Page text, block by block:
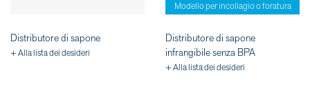
Distributore di sapone
+ Alla lista dei desideri
Modello per incollagio o foratura
Distributore di sapone
infrangibile senza BPA
+ Alla lista dei desideri